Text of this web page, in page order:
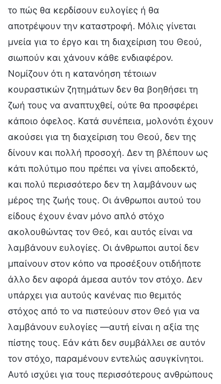
το πώς θα κερδίσουν ευλογίες ή θα
αποτρέψουν την καταστροφή. Μόλις γίνεται
μνεία για το έργο και τη διαχείριση του Θεού,
σιωπούν και χάνουν κάθε ενδιαφέρον.
Νομίζουν ότι η κατανόηση τέτοιων
κουραστικών ζητημάτων δεν θα βοηθήσει τη
ζωή τους να αναπτυχθεί, ούτε θα προσφέρει
κάποιο όφελος. Κατά συνέπεια, μολονότι έχουν
ακούσει για τη διαχείριση του Θεού, δεν της
δίνουν και πολλή προσοχή. Δεν τη βλέπουν ως
κάτι πολύτιμο που πρέπει να γίνει αποδεκτό,
και πολύ περισσότερο δεν τη λαμβάνουν ως
μέρος της ζωής τους. Οι άνθρωποι αυτού του
είδους έχουν έναν μόνο απλό στόχο
ακολουθώντας τον Θεό, και αυτός είναι να
λαμβάνουν ευλογίες. Οι άνθρωποι αυτοί δεν
μπαίνουν στον κόπο να προσέξουν οτιδήποτε
άλλο δεν αφορά άμεσα αυτόν τον στόχο. Δεν
υπάρχει για αυτούς κανένας πιο θεμιτός
στόχος από το να πιστεύουν στον Θεό για να
λαμβάνουν ευλογίες —αυτή είναι η αξία της
πίστης τους. Εάν κάτι δεν συμβάλλει σε αυτόν
τον στόχο, παραμένουν εντελώς ασυγκίνητοι.
Αυτό ισχύει για τους περισσότερους ανθρώπους